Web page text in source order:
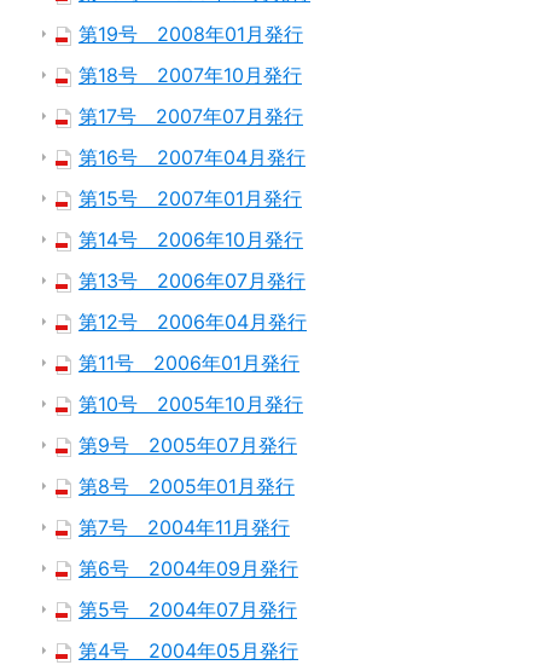
第19号 2008年01月発行
第18号 2007年10月発行
第17号 2007年07月発行
第16号 2007年04月発行
第15号 2007年01月発行
第14号 2006年10月発行
第13号 2006年07月発行
第12号 2006年04月発行
第11号 2006年01月発行
第10号 2005年10月発行
第9号 2005年07月発行
第8号 2005年01月発行
第7号 2004年11月発行
第6号 2004年09月発行
第5号 2004年07月発行
第4号 2004年05月発行